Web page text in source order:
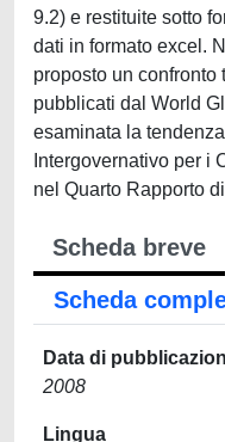
9.2) e restituite sotto
dati in formato excel.
proposto un confronto
pubblicati dal World
esaminata la
Intergovernativo per i
nel Quarto Rapporto
Scheda breve
Scheda
Data di
2008
Lingua